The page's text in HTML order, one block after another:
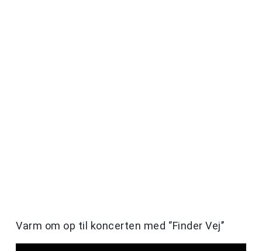
Varm om op til koncerten med ‘’Finder Vej’’